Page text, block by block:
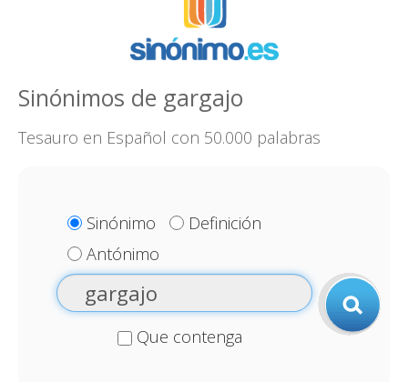
Sinónimos de gargajo
Tesauro en Español con 50.000 palabras
Sinónimo
Definición
Antónimo
Que contenga